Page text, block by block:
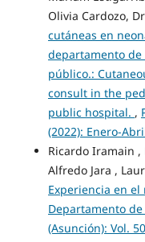
Olivia Cardozo,
cutáneas en
departamento
público.:
consult in the
public hospital. ,
(2022): Enero-
Ricardo Iramain ,
Alfredo Jara ,
Experiencia en
Departamento
(Asunción): Vol.